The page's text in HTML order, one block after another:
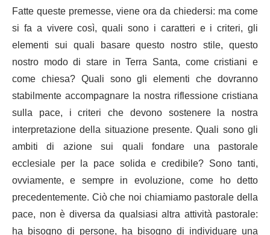
Fatte queste premesse, viene ora da chiedersi: ma come
si fa a vivere così, quali sono i caratteri e i criteri, gli
elementi sui quali basare questo nostro stile, questo
nostro modo di stare in Terra Santa, come cristiani e
come chiesa? Quali sono gli elementi che dovranno
stabilmente accompagnare la nostra riflessione cristiana
sulla pace, i criteri che devono sostenere la nostra
interpretazione della situazione presente. Quali sono gli
ambiti di azione sui quali fondare una pastorale
ecclesiale per la pace solida e credibile? Sono tanti,
ovviamente, e sempre in evoluzione, come ho detto
precedentemente. Ciò che noi chiamiamo pastorale della
pace, non è diversa da qualsiasi altra attività pastorale: